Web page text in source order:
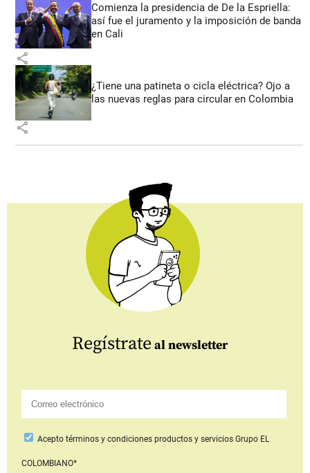
Comienza la presidencia de De la Espriella:
así fue el juramento y la imposición de banda
en Cali
share
¿Tiene una patineta o cicla eléctrica? Ojo a
las nuevas reglas para circular en Colombia
share
Regístrate al newsletter
Aceptotérminos y condiciones productos y serviciosGrupo EL
COLOMBIANO*